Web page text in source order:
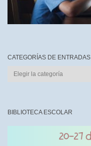
CATEGORÍAS DE ENTRADAS
CATEGORÍAS
BIBLIOTECA ESCOLAR